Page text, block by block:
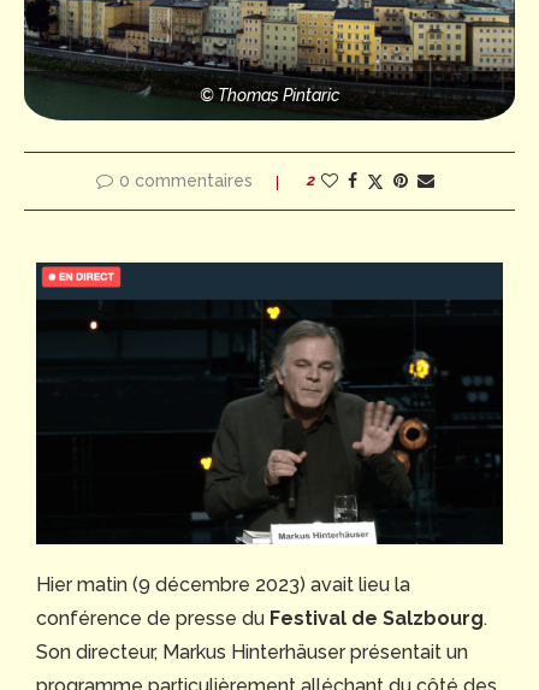
© Thomas Pintaric
0 commentaires 2
Hier matin (9 décembre 2023) avait lieu la
conférence de presse du Festival de Salzbourg.
Son directeur, Markus Hinterhäuser présentait un